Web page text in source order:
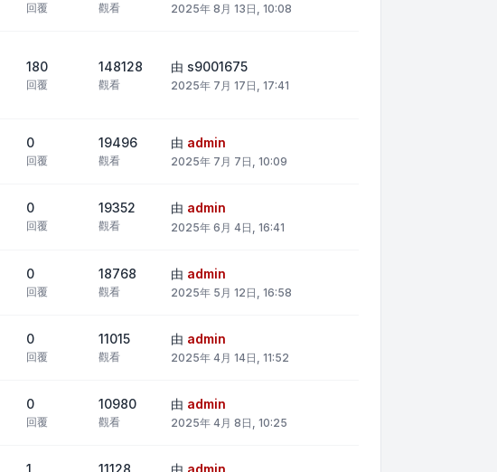
回覆 觀看 2025年 8月 13日, 10:08
180
回覆
148128
觀看
由 s9001675
2025年 7月 17日, 17:41
0
回覆
19496
觀看
由 admin
2025年 7月 7日, 10:09
0
回覆
19352
觀看
由 admin
2025年 6月 4日, 16:41
0
回覆
18768
觀看
由 admin
2025年 5月 12日, 16:58
0
回覆
11015
觀看
由 admin
2025年 4月 14日, 11:52
0
回覆
10980
觀看
由 admin
2025年 4月 8日, 10:25
1 11128 由 admin